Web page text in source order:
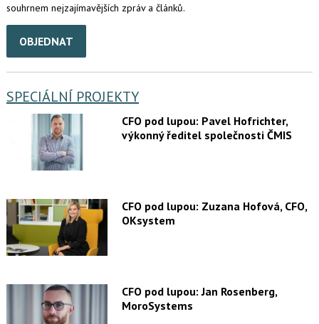
souhrnem nejzajímavějších zpráv a článků.
OBJEDNAT
SPECIÁLNÍ PROJEKTY
CFO pod lupou: Pavel Hofrichter,
výkonný ředitel společnosti ČMIS
CFO pod lupou: Zuzana Hofová, CFO,
OKsystem
CFO pod lupou: Jan Rosenberg,
MoroSystems